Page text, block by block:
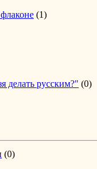
(1)
делать русским?" (0)
(0)